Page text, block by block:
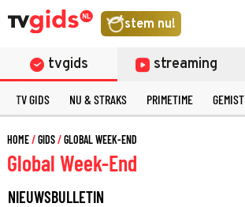
stem nu!
tvgids streaming
TV GIDS NU & STRAKS PRIMETIME GEMIST
HOME GIDS GLOBAL WEEK-END
Global Week-End
NIEUWSBULLETIN